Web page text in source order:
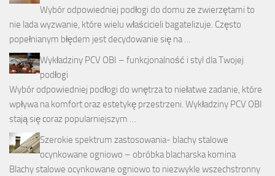
Wybór odpowiedniej podłogi do domu ze zwierzętami to
nie lada wyzwanie, które wielu właścicieli bagatelizuje. Często
popełnianym błędem jest decydowanie się na …
Wykładziny PCV OBI – funkcjonalność i styl dla Twojej
podłogi
Wybór odpowiedniej podłogi do wnętrza to niełatwe zadanie, które
wpływa na komfort oraz estetykę przestrzeni. Wykładziny PCV OBI
stają się coraz popularniejszym …
Szerokie spektrum zastosowania- blachy stalowe
ocynkowane ogniowo – obróbka blacharska komina
Blachy stalowe ocynkowane ogniowo to niezwykle wszechstronny